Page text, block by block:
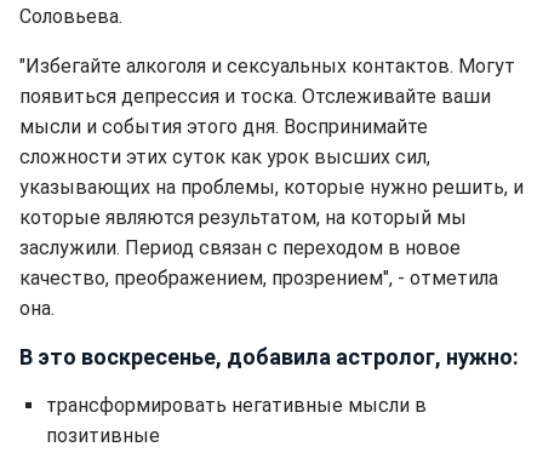
Соловьева.
"Избегайте алкоголя и сексуальных контактов. Могут
появиться депрессия и тоска. Отслеживайте ваши
мысли и события этого дня. Воспринимайте
сложности этих суток как урок высших сил,
указывающих на проблемы, которые нужно решить, и
которые являются результатом, на который мы
заслужили. Период связан с переходом в новое
качество, преображением, прозрением", - отметила
она.
В это воскресенье, добавила астролог, нужно:
трансформировать негативные мысли в
позитивные